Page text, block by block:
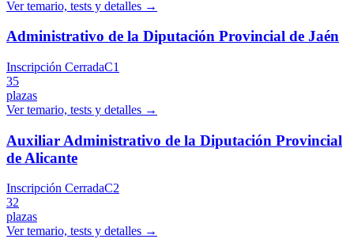
Ver temario, tests y detalles →
Administrativo de la Diputación Provincial de Jaén
Inscripción CerradaC1
35
plazas
Ver temario, tests y detalles →
Auxiliar Administrativo de la Diputación Provincial
de Alicante
Inscripción CerradaC2
32
plazas
Ver temario, tests y detalles →